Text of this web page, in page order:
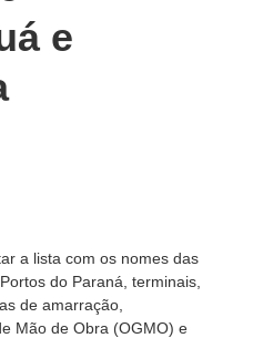
e
a lista com os nomes das
do Paraná, terminais,
de amarração,
Mão de Obra (OGMO) e